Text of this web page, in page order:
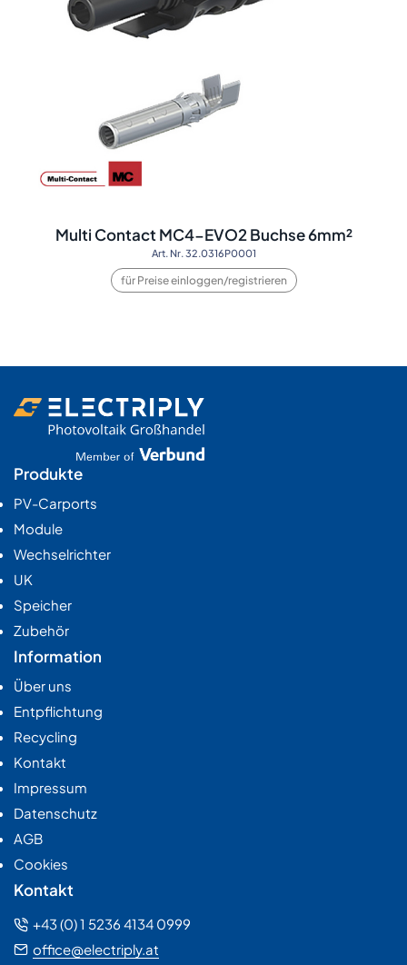
Multi Contact MC4-EVO2 Buchse 6mm²
Art. Nr. 32.0316P0001
für Preise einloggen/registrieren
Produkte
PV-Carports
Module
Wechselrichter
UK
Speicher
Zubehör
Information
Über uns
Entpflichtung
Recycling
Kontakt
Impressum
Datenschutz
AGB
Cookies
Kontakt
+43 (0) 1 5236 4134 0999
office@electriply.at